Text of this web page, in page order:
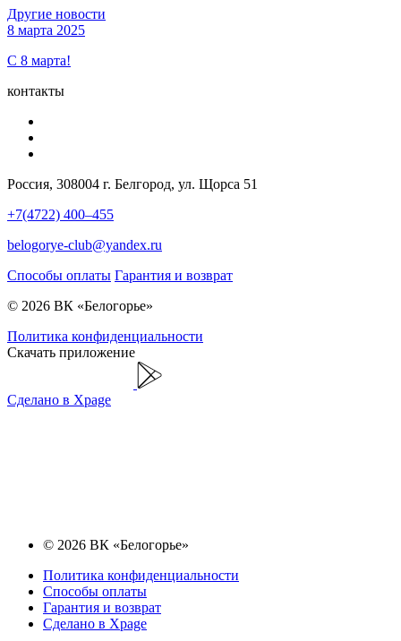
Другие новости
8 марта 2025
С 8 марта!
контакты
Россия, 308004 г. Белгород, ул. Щорса 51
+7(4722) 400–455
belogorye-club@yandex.ru
Способы оплаты Гарантия и возврат
© 2026 ВК «Белогорье»
Политика конфиденциальности
Скачать приложение
Сделано в Xpage
© 2026 ВК «Белогорье»
Политика конфиденциальности
Способы оплаты
Гарантия и возврат
Сделано в Xpage